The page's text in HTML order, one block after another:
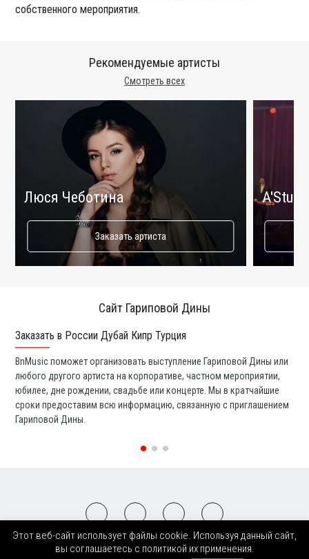
собственного мероприятия.
Смотреть всех
Рекомендуемые артисты
Люся Чеботина
Заказать артиста
Сайт Гариповой Дины
Заказать в России Дубай Кипр Турция
BnMusic поможет организовать выступление Гариповой Дины или
любого другого артиста на корпоративе, частном мероприятии,
юбилее, дне рождении, свадьбе или концерте. Мы в кратчайшие
сроки предоставим всю информацию, связанную с приглашением
Гариповой Дины.
2008-2026 © BnMusic All Right Reserved
Этот веб-сайт использует файлы cookie. Используя данный сайт,
вы соглашаетесь с политикой их применения.